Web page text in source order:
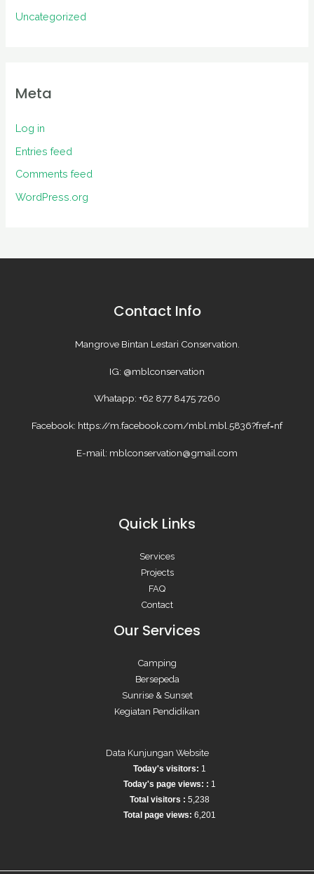
Uncategorized
Meta
Log in
Entries feed
Comments feed
WordPress.org
Contact Info
Mangrove Bintan Lestari Conservation.
IG: @mblconservation
Whatapp: +62 877 8475 7260
Facebook: https://m.facebook.com/mbl.mbl.5836?fref=nf
E-mail: mblconservation@gmail.com
Quick Links
Services
Projects
FAQ
Contact
Our Services
Camping
Bersepeda
Sunrise & Sunset
Kegiatan Pendidikan
Data Kunjungan Website
Today's visitors: 1
Today's page views: : 1
Total visitors : 5,238
Total page views: 6,201